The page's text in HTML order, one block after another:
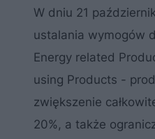
W dniu 21
ustalania wymogów
Energy related
using Products -
zwiększenie
20%, a także